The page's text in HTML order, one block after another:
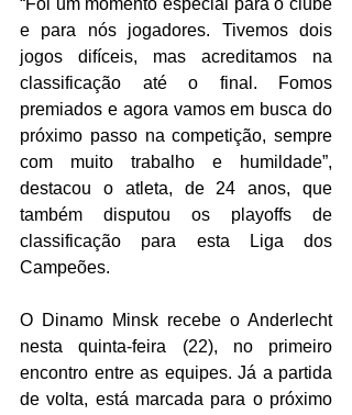
“Foi um momento especial para o clube
e para nós jogadores. Tivemos dois
jogos difíceis, mas acreditamos na
classificação até o final. Fomos
premiados e agora vamos em busca do
próximo passo na competição, sempre
com muito trabalho e humildade”,
destacou o atleta, de 24 anos, que
também disputou os playoffs de
classificação para esta Liga dos
Campeões.
O Dinamo Minsk recebe o Anderlecht
nesta quinta-feira (22), no primeiro
encontro entre as equipes. Já a partida
de volta, está marcada para o próximo